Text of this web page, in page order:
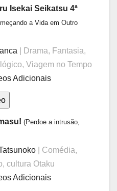
Isekai Seikatsu 4ª
a Vida em Outro
| Drama, Fantasia,
Viagem no Tempo
Adicionais
(Perdoe a intrusão,
| Comédia,
cultura Otaku
Adicionais